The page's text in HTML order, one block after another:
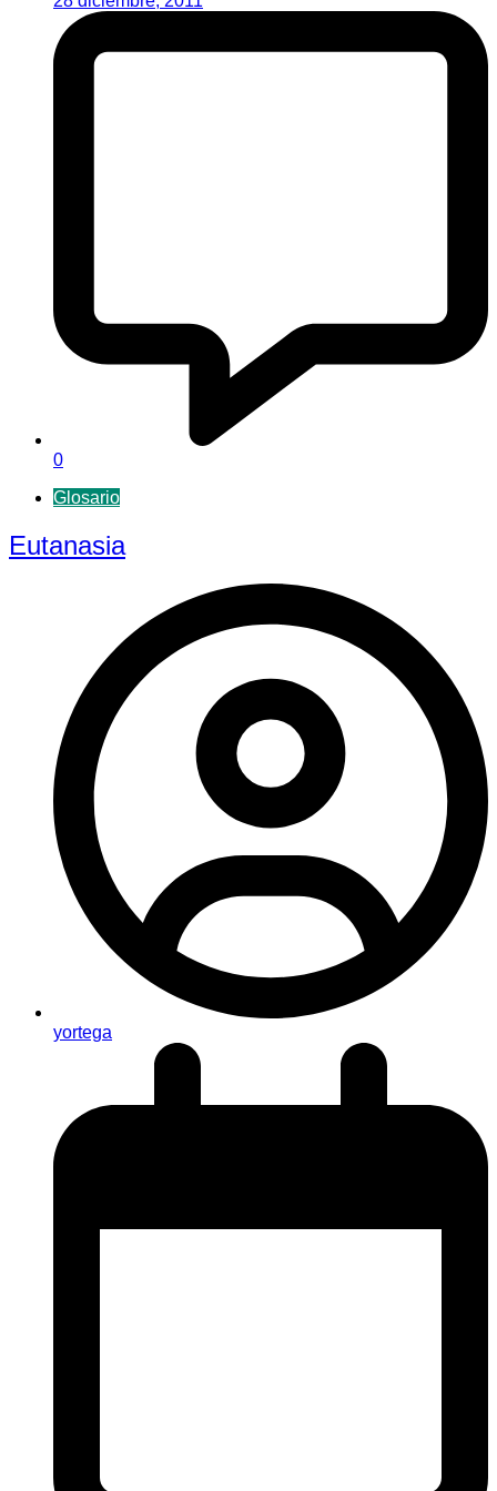
0
Glosario
Eutanasia
yortega